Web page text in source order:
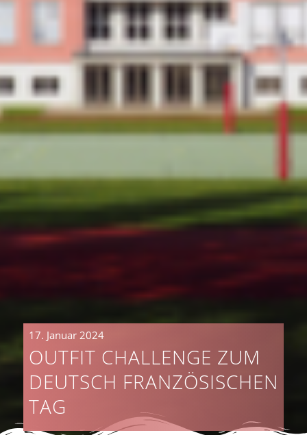
17. Januar 2024
OUTFIT CHALLENGE ZUM
DEUTSCH FRANZÖSISCHEN
TAG